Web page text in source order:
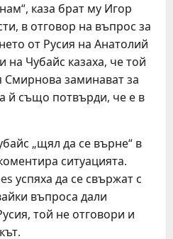
каза брат му Игор
в отговор на въпрос за
от Русия на Анатолий
на Чубайс казаха, че той
Смирнова заминават за
й също потвърди, че е в
„щял да се върне“ в
ситуацията.
успяха да се свържат с
въпроса дали
той не отговори и